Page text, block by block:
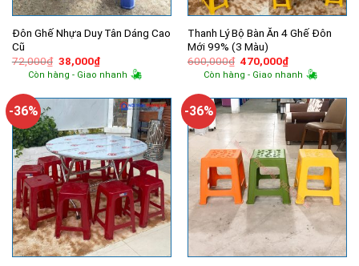
Đôn Ghế Nhựa Duy Tân Dáng Cao
Cũ
72,000₫ Giá
gốc
là:
38,000₫Giá
hiện
tại
38,000₫.
Còn hàng - Giao nhanh
Thanh Lý Bộ Bàn Ăn 4 Ghế Đôn
Mới 99% (3 Màu)
600,000₫ Giá
gốc
là:
470,000₫Giá
hiện
tại
470,000₫.
Còn hàng - Giao nhanh
-36% -36%